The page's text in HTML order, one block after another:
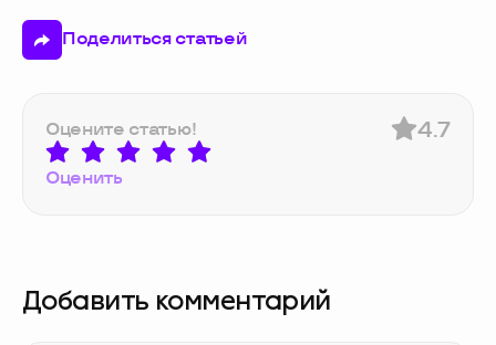
Поделиться статьей
Оцените статью!
Оценить
4.7
Добавить комментарий